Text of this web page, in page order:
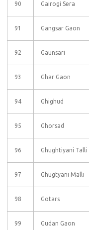
90 Gairogi Sera
91 Gangsar Gaon
92 Gaunsari
93 Ghar Gaon
94 Ghighud
95 Ghorsad
96 Ghughtiyani Talli
97 Ghugtyani Malli
98 Gotars
99 Gudan Gaon